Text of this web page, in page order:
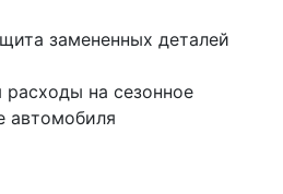
замененных деталей
на сезонное
автомобиля